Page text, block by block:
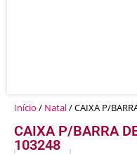
Início / Natal/ CAIXA P/
CAIXA P/BARRA
103248